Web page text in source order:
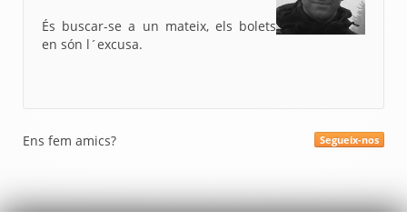
És buscar-se a un mateix, els bolets
en són l´excusa.
Segueix-nos
Ens fem amics?